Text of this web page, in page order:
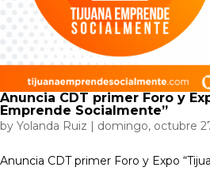
Anuncia CDT primer Foro y
Emprende Socialmente”
by Yolanda Ruiz | domingo, octubre
Anuncia CDT primer Foro y Expo